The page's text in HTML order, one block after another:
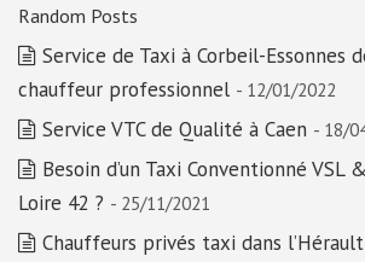
Random Posts
Service de Taxi à Corbeil-Essonnes
chauffeur professionnel - 12/01/2022
Service VTC de Qualité à Caen - 18/
Besoin d’un Taxi Conventionné VSL
Loire 42 ? - 25/11/2021
Chauffeurs privés taxi dans